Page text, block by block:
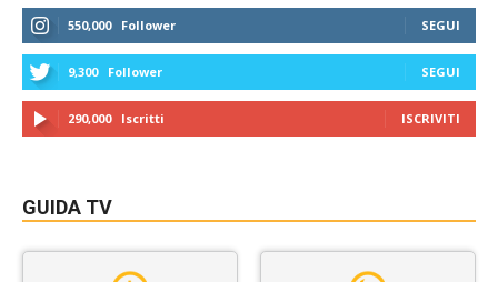
550,000 Follower SEGUI
9,300 Follower SEGUI
290,000 Iscritti ISCRIVITI
GUIDA TV